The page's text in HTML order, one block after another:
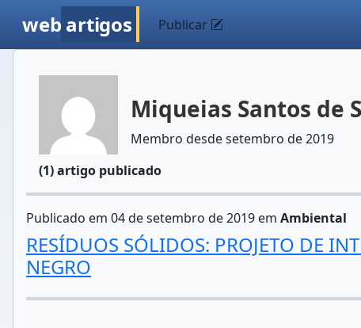
web artigos Publicar
Miqueias Santos de
Membro desde setembro de 2019
(1) artigo publicado
Publicado em 04 de setembro de 2019 em Ambiental
RESÍDUOS SÓLIDOS: PROJETO DE
NEGRO